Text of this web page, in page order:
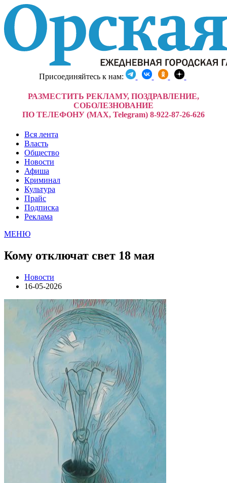
Присоединяйтесь к нам:
РАЗМЕСТИТЬ РЕКЛАМУ, ПОЗДРАВЛЕНИЕ,
СОБОЛЕЗНОВАНИЕ
ПО ТЕЛЕФОНУ (MAX, Telegram) 8-922-87-26-626
Вся лента
Власть
Общество
Новости
Афиша
Криминал
Культура
Прайс
Подписка
Реклама
МЕНЮ
Кому отключат свет 18 мая
Новости
16-05-2026